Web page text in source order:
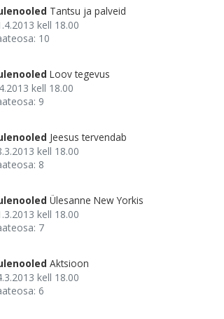
Tantsu ja palveid
kell 18.00
10
Loov tegevus
kell 18.00
9
Jeesus tervendab
kell 18.00
8
Ülesanne New Yorkis
kell 18.00
7
Aktsioon
kell 18.00
6